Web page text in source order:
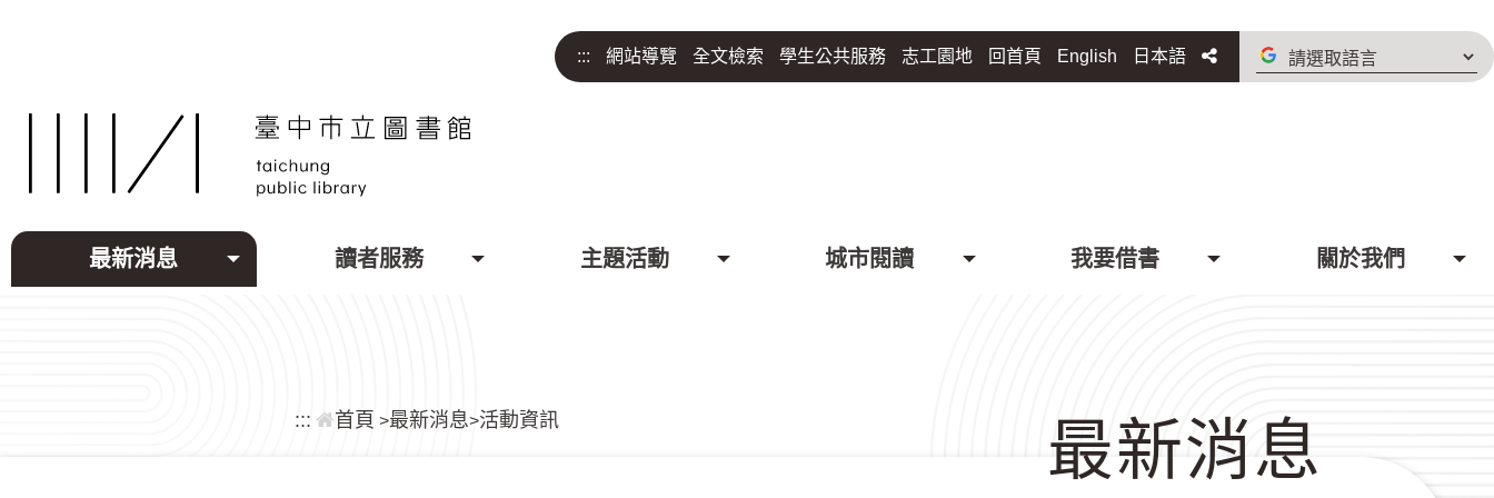
::: 網站導覽 全文檢索 學生公共服務 志工園地 回首頁 English 日本語 分享
請
選
最新消息 讀者服務 主題活動 城市閱讀 我要借書 關於我們
::: 首頁 >最新消息>活動資訊 最新消息